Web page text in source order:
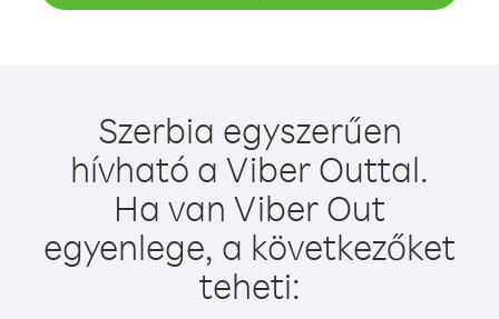
Szerbia egyszerűen
hívható a Viber Outtal.
Ha van Viber Out
egyenlege, a következőket
teheti: